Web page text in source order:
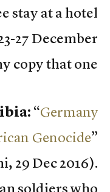
stay at a hotel
27 December
copy that one!
“Germany
Genocide”
29 Dec 2016).
soldiers who